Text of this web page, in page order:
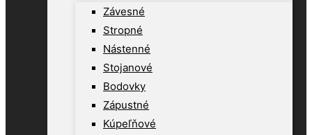
Závesné
Stropné
Nástenné
Stojanové
Bodovky
Zápustné
Kúpeľňové